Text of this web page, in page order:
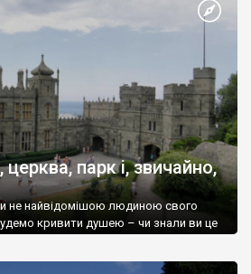
парк і, звичайно,
не найвідомішою людиною свого
кривити душею – чи знали ви це